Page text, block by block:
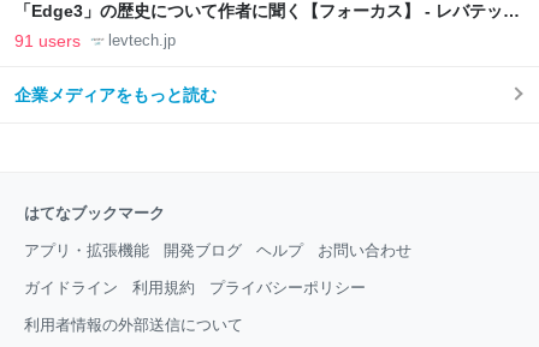
「Edge3」の歴史について作者に聞く【フォーカス】 - レバテック
LAB
91 users levtech.jp
企業メディアをもっと読む
はてなブックマーク
アプリ・拡張機能 開発ブログ ヘルプ お問い合わせ
ガイドライン 利用規約 プライバシーポリシー
利用者情報の外部送信について